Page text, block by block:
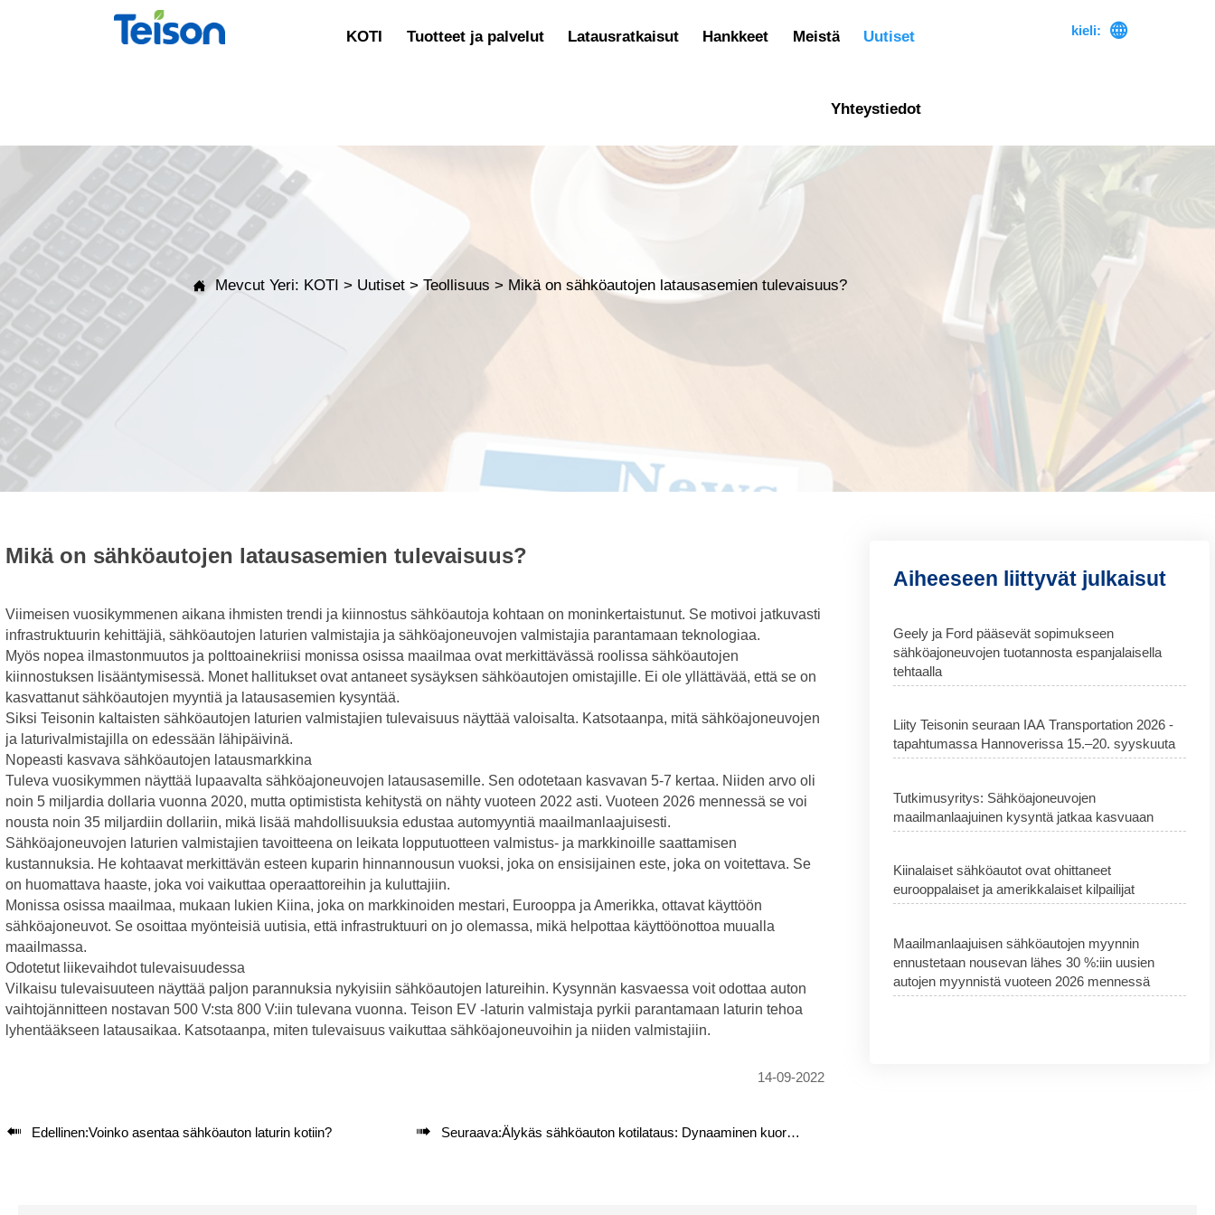
KOTI Tuotteet ja palvelut Latausratkaisut Hankkeet Meistä Uutiset
Yhteystiedot
kieli: 
 Mevcut Yeri: KOTI > Uutiset >Teollisuus > Mikä on sähköautojen latausasemien tulevaisuus?
Mikä on sähköautojen latausasemien tulevaisuus?
Viimeisen vuosikymmenen aikana ihmisten trendi ja kiinnostus sähköautoja kohtaan on moninkertaistunut. Se motivoi jatkuvasti
infrastruktuurin kehittäjiä, sähköautojen laturien valmistajia ja sähköajoneuvojen valmistajia parantamaan teknologiaa.
Myös nopea ilmastonmuutos ja polttoainekriisi monissa osissa maailmaa ovat merkittävässä roolissa sähköautojen
kiinnostuksen lisääntymisessä. Monet hallitukset ovat antaneet sysäyksen sähköautojen omistajille. Ei ole yllättävää, että se on
kasvattanut sähköautojen myyntiä ja latausasemien kysyntää.
Siksi Teisonin kaltaisten sähköautojen laturien valmistajien tulevaisuus näyttää valoisalta. Katsotaanpa, mitä sähköajoneuvojen
ja laturivalmistajilla on edessään lähipäivinä.
Nopeasti kasvava sähköautojen latausmarkkina
Tuleva vuosikymmen näyttää lupaavalta sähköajoneuvojen latausasemille. Sen odotetaan kasvavan 5-7 kertaa. Niiden arvo oli
noin 5 miljardia dollaria vuonna 2020, mutta optimistista kehitystä on nähty vuoteen 2022 asti. Vuoteen 2026 mennessä se voi
nousta noin 35 miljardiin dollariin, mikä lisää mahdollisuuksia edustaa automyyntiä maailmanlaajuisesti.
Sähköajoneuvojen laturien valmistajien tavoitteena on leikata lopputuotteen valmistus- ja markkinoille saattamisen
kustannuksia. He kohtaavat merkittävän esteen kuparin hinnannousun vuoksi, joka on ensisijainen este, joka on voitettava. Se
on huomattava haaste, joka voi vaikuttaa operaattoreihin ja kuluttajiin.
Monissa osissa maailmaa, mukaan lukien Kiina, joka on markkinoiden mestari, Eurooppa ja Amerikka, ottavat käyttöön
sähköajoneuvot. Se osoittaa myönteisiä uutisia, että infrastruktuuri on jo olemassa, mikä helpottaa käyttöönottoa muualla
maailmassa.
Odotetut liikevaihdot tulevaisuudessa
Vilkaisu tulevaisuuteen näyttää paljon parannuksia nykyisiin sähköautojen latureihin. Kysynnän kasvaessa voit odottaa auton
vaihtojännitteen nostavan 500 V:sta 800 V:iin tulevana vuonna. Teison EV -laturin valmistaja pyrkii parantamaan laturin tehoa
lyhentääkseen latausaikaa. Katsotaanpa, miten tulevaisuus vaikuttaa sähköajoneuvoihin ja niiden valmistajiin.
14-09-2022
 Edellinen:Voinko asentaa sähköauton laturin kotiin?  Seuraava:Älykäs sähköauton kotilataus: Dynaaminen kuormituksen tasapainotus selitetty
Aiheeseen liittyvät julkaisut
Geely ja Ford pääsevät sopimukseen
sähköajoneuvojen tuotannosta espanjalaisella
tehtaalla
Liity Teisonin seuraan IAA Transportation 2026 -
tapahtumassa Hannoverissa 15.–20. syyskuuta
Tutkimusyritys: Sähköajoneuvojen
maailmanlaajuinen kysyntä jatkaa kasvuaan
Kiinalaiset sähköautot ovat ohittaneet
eurooppalaiset ja amerikkalaiset kilpailijat
Maailmanlaajuisen sähköautojen myynnin
ennustetaan nousevan lähes 30 %:iin uusien
autojen myynnistä vuoteen 2026 mennessä